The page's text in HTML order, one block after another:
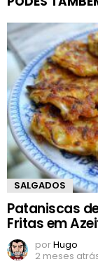
SALGADOS
Pataniscas
Fritas em
porHugo
2 meses